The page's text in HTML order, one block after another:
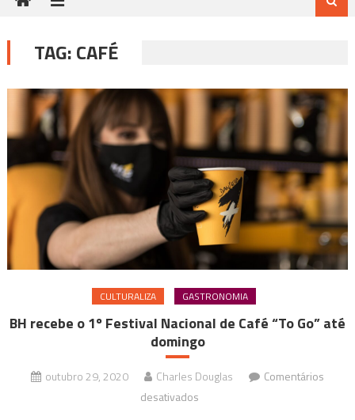
TAG:CAFÉ
CULTURALIZA GASTRONOMIA
BH recebe o 1º Festival Nacional de Café “To Go” até
domingo
outubro 29, 2020 Charles Douglas
Comentários
desativados